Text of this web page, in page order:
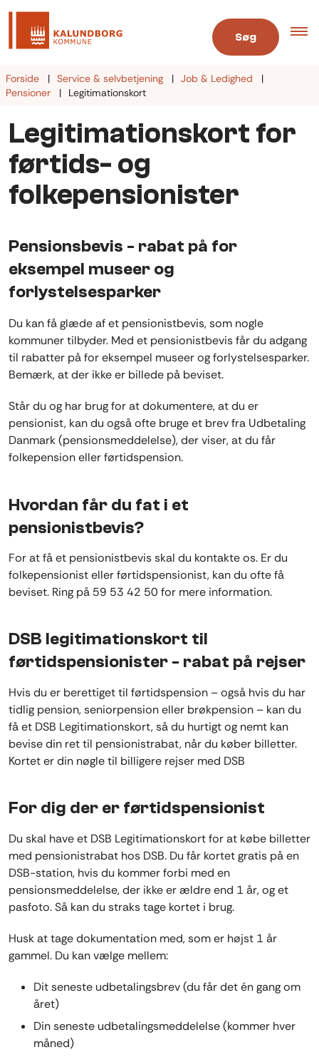
Søg
Forside Service & selvbetjening
Job & Ledighed
Pensioner
Legitimationskort
Legitimationskort for
førtids- og
folkepensionister
Pensionsbevis - rabat på for
eksempel museer og
forlystelsesparker
Du kan få glæde af et pensionistbevis, som nogle
kommuner tilbyder. Med et pensionistbevis får du adgang
til rabatter på for eksempel museer og forlystelsesparker.
Bemærk, at der ikke er billede på beviset.
Står du og har brug for at dokumentere, at du er
pensionist, kan du også ofte bruge et brev fra Udbetaling
Danmark (pensionsmeddelelse), der viser, at du får
folkepension eller førtidspension.
Hvordan får du fat i et
pensionistbevis?
For at få et pensionistbevis skal du kontakte os. Er du
folkepensionist eller førtidspensionist, kan du ofte få
beviset. Ring på 59 53 42 50 for mere information.
DSB legitimationskort til
førtidspensionister - rabat på rejser
Hvis du er berettiget til førtidspension – også hvis du har
tidlig pension, seniorpension eller brøkpension – kan du
få et DSB Legitimationskort, så du hurtigt og nemt kan
bevise din ret til pensionistrabat, når du køber billetter.
Kortet er din nøgle til billigere rejser med DSB
For dig der er førtidspensionist
Du skal have et DSB Legitimationskort for at købe billetter
med pensionistrabat hos DSB. Du får kortet gratis på en
DSB-station, hvis du kommer forbi med en
pensionsmeddelelse, der ikke er ældre end 1 år, og et
pasfoto. Så kan du straks tage kortet i brug.
Husk at tage dokumentation med, som er højst 1 år
gammel. Du kan vælge mellem:
Dit seneste udbetalingsbrev (du får det én gang om
året)
Din seneste udbetalingsmeddelelse (kommer hver
måned)